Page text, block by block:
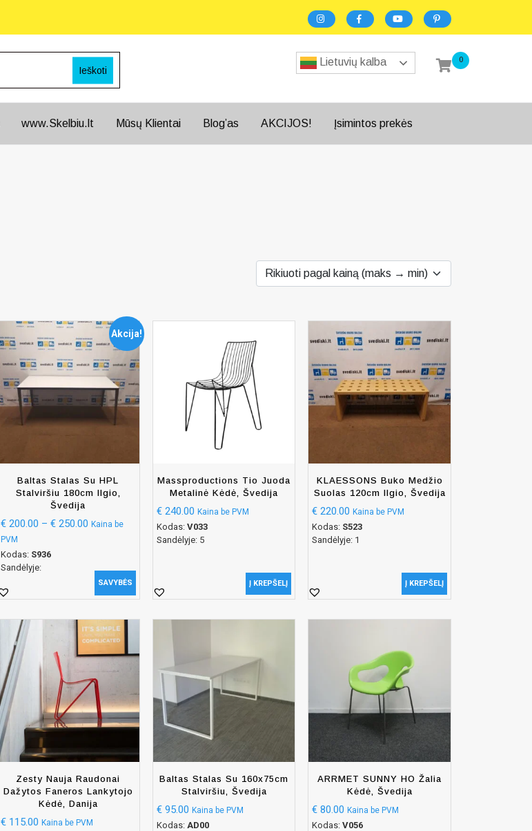
Ieškoti
Lietuvių kalba 0
www.Skelbiu.lt Mūsų Klientai Blog’as AKCIJOS! Įsimintos prekės
Akcija!
Baltas Stalas Su HPL
Stalviršiu 180cm Ilgio,
Švedija
€ 200.00 – € 250.00 Kaina be
PVM
Kodas: S936
Sandėlyje:
SAVYBĖS
Massproductions Tio Juoda
Metalinė Kėdė, Švedija
€240.00 Kaina be PVM
Kodas: V033
Sandėlyje: 5
Į KREPŠELĮ
KLAESSONS Buko Medžio
Suolas 120cm Ilgio, Švedija
€ 220.00 Kaina be PVM
Kodas: S523
Sandėlyje: 1
Į KREPŠELĮ
Zesty Nauja Raudonai
Dažytos Faneros Lankytojo
Kėdė, Danija
€ 115.00 Kaina be PVM
Baltas Stalas Su 160x75cm
Stalviršiu, Švedija
€95.00 Kaina be PVM
Kodas: AD00
ARRMET SUNNY HO Žalia
Kėdė, Švedija
€ 80.00 Kaina be PVM
Kodas:V056